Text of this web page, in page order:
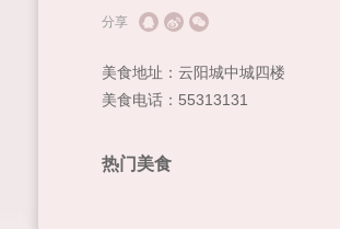
分享
美食地址：云阳城中城四楼
美食电话：55313131
热门美食